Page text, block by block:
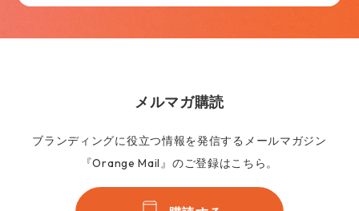
メルマガ購読
ブランディングに役立つ情報を発信するメールマガジン
『Orange Mail』のご登録はこちら。